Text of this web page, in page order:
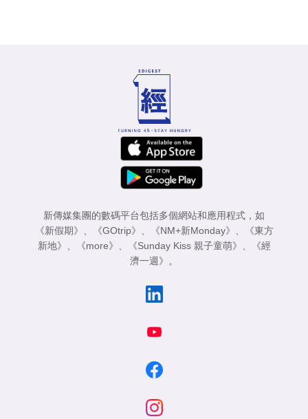
新傳媒集團的數碼平台包括多個網站和應用程式，如
《新假期》
《GOtrip》 《NM+新Monday》
《東方
新地》
《more》 《Sunday Kiss 親子童萌》
《經
濟一週》
。